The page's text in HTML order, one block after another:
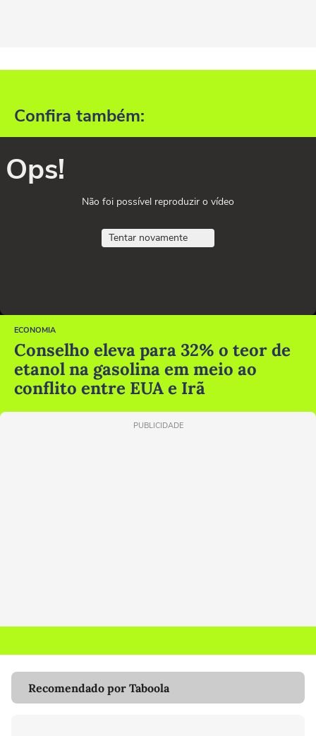
Confira também:
Ops!
Não foi possível reproduzir o vídeo
Tentar novamente
ECONOMIA
Conselho eleva para 32% o teor de
etanol na gasolina em meio ao
conflito entre EUA e Irã
PUBLICIDADE
Recomendado por Taboola